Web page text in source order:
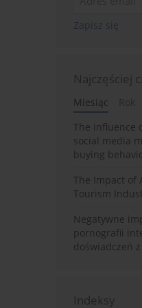
Zapisz się
Najczęściej
Miesiąc
Rok
The influence
social media
buying
The Impact of
Tourism
Negatywne
pornografii
doświadczeń
Indeksy